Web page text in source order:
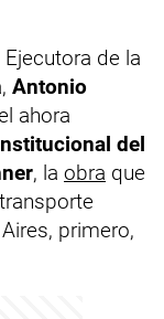
de la
Antonio
ahora
del
, la obra que
primero,